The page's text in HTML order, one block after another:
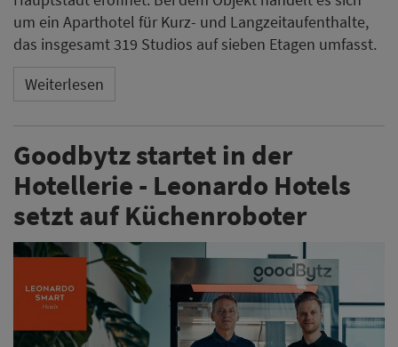
um ein Aparthotel für Kurz- und Langzeitaufenthalte,
das insgesamt 319 Studios auf sieben Etagen umfasst.
Weiterlesen
Goodbytz startet in der
Hotellerie - Leonardo Hotels
setzt auf Küchenroboter